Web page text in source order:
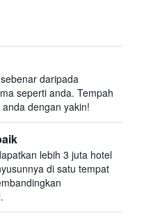
daripada
seperti anda. Tempah
dengan yakin!
lebih 3 juta hotel
di satu tempat